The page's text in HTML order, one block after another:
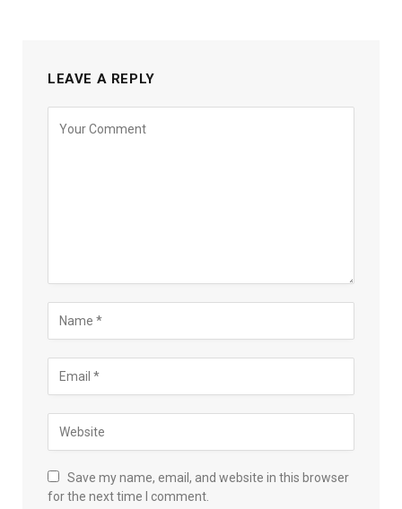
LEAVE A REPLY
Save my name, email, and website in this browser
for the next time I comment.